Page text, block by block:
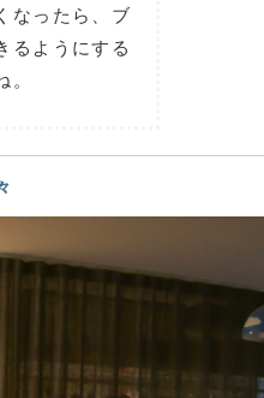
なったら、ブ
るようにする
。